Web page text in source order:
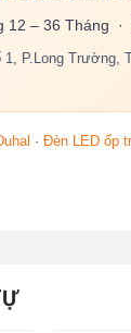
12 – 36 Tháng ·
P.Long Trường,
· Đèn LED ốp